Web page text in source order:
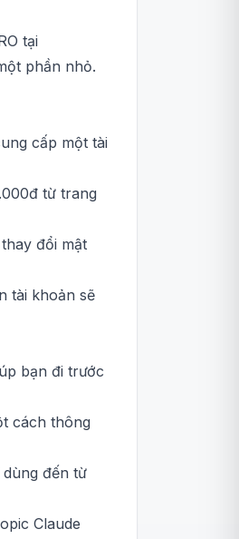
tại
phần nhỏ.
cấp một tài
từ trang
đổi mật
tài khoản sẽ
bạn đi trước
cách thông
đến từ
Claude